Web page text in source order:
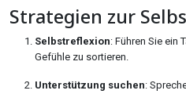
Strategien zur
Selbstreflexion: Führen Sie ein
Gefühle zu sortieren.
Unterstützung suchen: